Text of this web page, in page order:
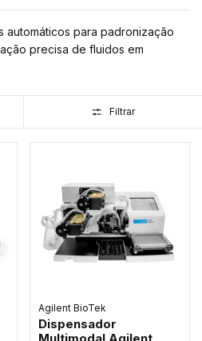
automáticos para padronização
precisa de fluidos em
Filtrar
Agilent BioTek
Dispensador